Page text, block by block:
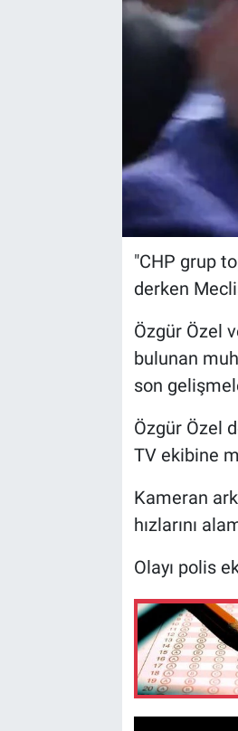
"CHP grup
derken
Özgür Özel
bulunan
son
Özgür Özel
TV ekibine
Kameran
hızlarını
Olayı polis